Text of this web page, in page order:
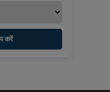
करें